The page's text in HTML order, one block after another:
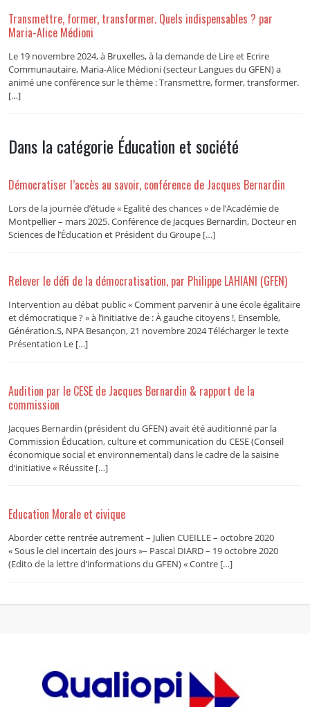
Transmettre, former, transformer. Quels indispensables ? par
Maria-Alice Médioni
Le 19 novembre 2024, à Bruxelles, à la demande de Lire et Ecrire
Communautaire, Maria-Alice Médioni (secteur Langues du GFEN) a
animé une conférence sur le thème : Transmettre, former, transformer.
[…]
Dans la catégorie Éducation et société
Démocratiser l’accès au savoir, conférence de Jacques Bernardin
Lors de la journée d’étude « Egalité des chances » de l’Académie de
Montpellier – mars 2025. Conférence de Jacques Bernardin, Docteur en
Sciences de l’Éducation et Président du Groupe […]
Relever le défi de la démocratisation, par Philippe LAHIANI (GFEN)
Intervention au débat public « Comment parvenir à une école égalitaire
et démocratique ? » à l’initiative de : À gauche citoyens !, Ensemble,
Génération.S, NPA Besançon, 21 novembre 2024 Télécharger le texte
Présentation Le […]
Audition par le CESE de Jacques Bernardin & rapport de la
commission
Jacques Bernardin (président du GFEN) avait été auditionné par la
Commission Éducation, culture et communication du CESE (Conseil
économique social et environnemental) dans le cadre de la saisine
d’initiative « Réussite […]
Education Morale et civique
Aborder cette rentrée autrement – Julien CUEILLE – octobre 2020
« Sous le ciel incertain des jours »– Pascal DIARD – 19 octobre 2020
(Edito de la lettre d’informations du GFEN) « Contre […]